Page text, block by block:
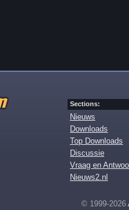
Sections:
Nieuws
Downloads
Top Downloads
Discussie
Vraag en
Nieuws2.nl
© 1999-2026